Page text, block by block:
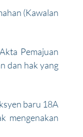
(Kawalan
Pemajuan
dan hak yang
baru 18A
mengenakan